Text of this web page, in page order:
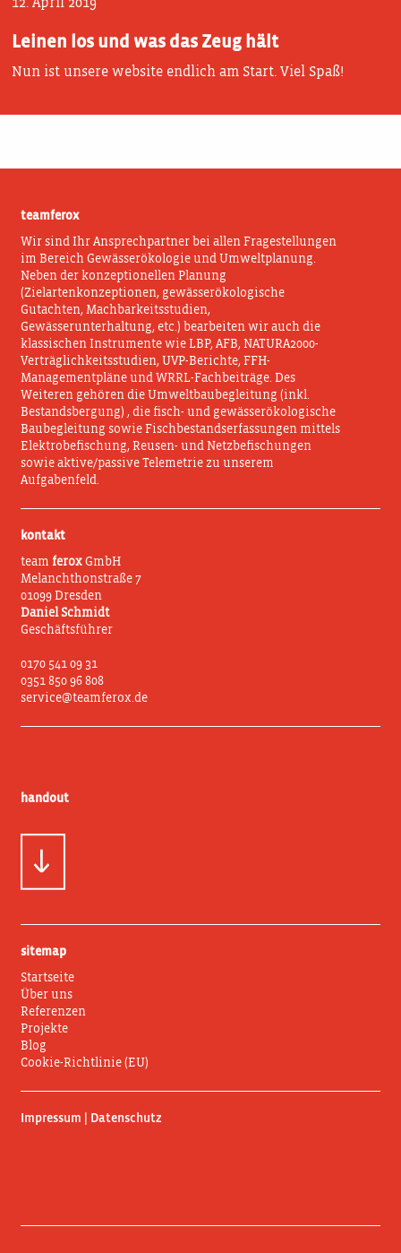
12. April 2019
Leinen los und was das Zeug hält
Nun ist unsere website endlich am Start. Viel Spaß!
teamferox
Wir sind Ihr Ansprechpartner bei allen Fragestellungen
im Bereich Gewässerökologie und Umweltplanung.
Neben der konzeptionellen Planung
(Zielartenkonzeptionen, gewässerökologische
Gutachten, Machbarkeitsstudien,
Gewässerunterhaltung, etc.) bearbeiten wir auch die
klassischen Instrumente wie LBP, AFB, NATURA2000-
Verträglichkeitsstudien, UVP-Berichte, FFH-
Managementpläne und WRRL-Fachbeiträge. Des
Weiteren gehören die Umweltbaubegleitung (inkl.
Bestandsbergung) , die fisch- und gewässerökologische
Baubegleitung sowie Fischbestandserfassungen mittels
Elektrobefischung, Reusen- und Netzbefischungen
sowie aktive/passive Telemetrie zu unserem
Aufgabenfeld.
kontakt
team ferox GmbH
Melanchthonstraße 7
01099 Dresden
Daniel Schmidt
Geschäftsführer
0170 541 09 31
0351 850 96 808
service@teamferox.de
handout
sitemap
Startseite
Über uns
Referenzen
Projekte
Blog
Cookie-Richtlinie (EU)
Impressum | Datenschutz